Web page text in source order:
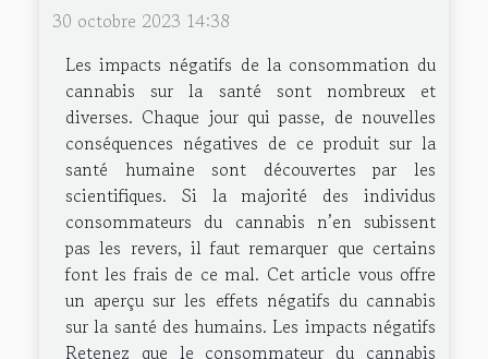
30 octobre 2023 14:38
Les impacts négatifs de la consommation du
cannabis sur la santé sont nombreux et
diverses. Chaque jour qui passe, de nouvelles
conséquences négatives de ce produit sur la
santé humaine sont découvertes par les
scientifiques. Si la majorité des individus
consommateurs du cannabis n’en subissent
pas les revers, il faut remarquer que certains
font les frais de ce mal. Cet article vous offre
un aperçu sur les effets négatifs du cannabis
sur la santé des humains. Les impacts négatifs
Retenez que le consommateur du cannabis